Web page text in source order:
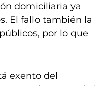
domiciliaria ya
El fallo también la
por lo que
exento del